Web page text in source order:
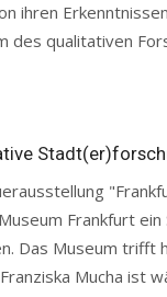
ihren
des qualitativen
Frankfurt
Das Museum trifft
Mucha ist